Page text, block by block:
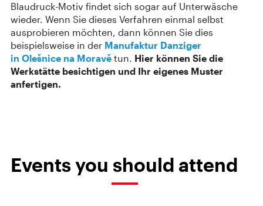
Blaudruck-Motiv findet sich sogar auf Unterwäsche
wieder. Wenn Sie dieses Verfahren einmal selbst
ausprobieren möchten, dann können Sie dies
beispielsweise in der Manufaktur Danziger
in Olešnice na Moravě tun. Hier können Sie die
Werkstätte besichtigen und Ihr eigenes Muster
anfertigen.
Events you should attend